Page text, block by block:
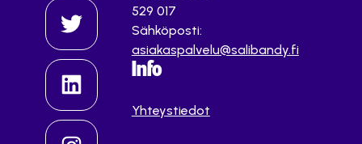
529 017
Sähköposti:
asiakaspalvelu@salibandy.fi
Info
Yhteystiedot